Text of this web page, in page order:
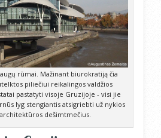
rūmai. Mažinant biurokratiją čia
piliečiui reikalingos valdžios
pastatyti visoje Gruzijoje - visi jie
lyg stengiantis atsigriebti už nykios
dešimtmečius.